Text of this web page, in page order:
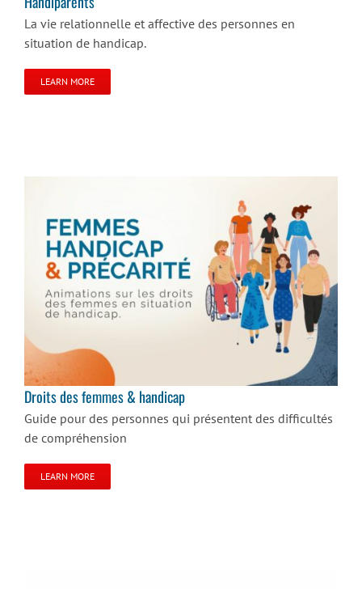
La vie relationnelle et affective des personnes en
situation de handicap.
LEARN MORE
Droits des femmes & handicap
Droits des femmes & handicap
Guide pour des personnes qui présentent des difficultés
de compréhension
LEARN MORE